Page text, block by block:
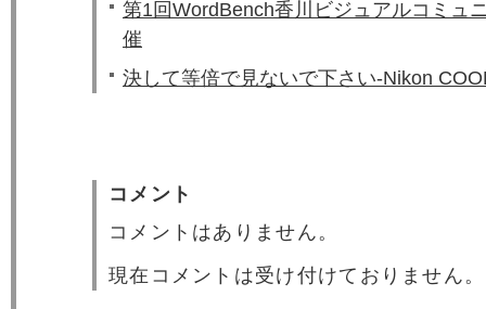
第1回WordBench香川ビジュアルコミュ
催
決して等倍で見ないで下さい-Nikon
コメント
コメントはありません。
現在コメントは受け付けておりません。